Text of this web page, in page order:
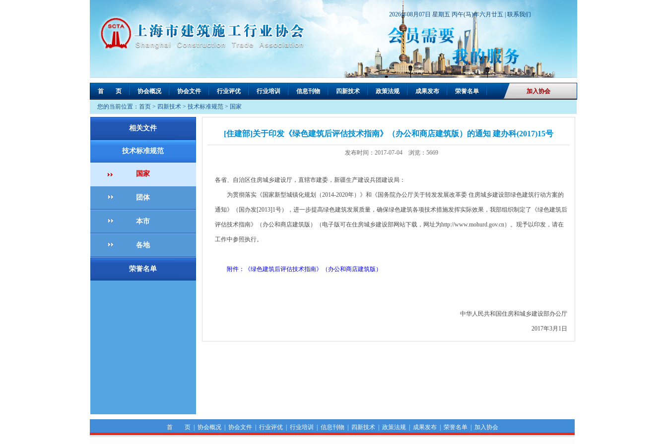
2026年08月07日 星期五 丙午(马)年六月廿五 | 联系我们
首 页 协会概况 协会文件 行业评优 行业培训 信息刊物 四新技术 政策法规 成果发布 荣誉名单 加入协会
您的当前位置： 首页 > 四新技术 > 技术标准规范 > 国家
相关文件
技术标准规范
国家
团体
本市
各地
荣誉名单
[住建部]关于印发《绿色建筑后评估技术指南》（办公和商店建筑版）的通知 建办科(2017)15号
发布时间：2017-07-04 浏览：5669
各省、自治区住房城乡建设厅，直辖市建委，新疆生产建设兵团建设局：
为贯彻落实《国家新型城镇化规划（2014-2020年）》和《国务院办公厅关于转发发展改革委 住房城乡建设部绿色建筑行动方案的
通知》（国办发[2013]1号），进一步提高绿色建筑发展质量，确保绿色建筑各项技术措施发挥实际效果，我部组织制定了《绿色建筑后
评估技术指南》（办公和商店建筑版）（电子版可在住房城乡建设部网站下载，网址为http://www.mohurd.gov.cn）。现予以印发，请在
工作中参照执行。
附件：《绿色建筑后评估技术指南》（办公和商店建筑版）
中华人民共和国住房和城乡建设部办公厅
2017年3月1日
首 页| 协会概况| 协会文件| 行业评优| 行业培训 信息刊物 四新技术| 政策法规| 成果发布| 荣誉名单| 加入协会